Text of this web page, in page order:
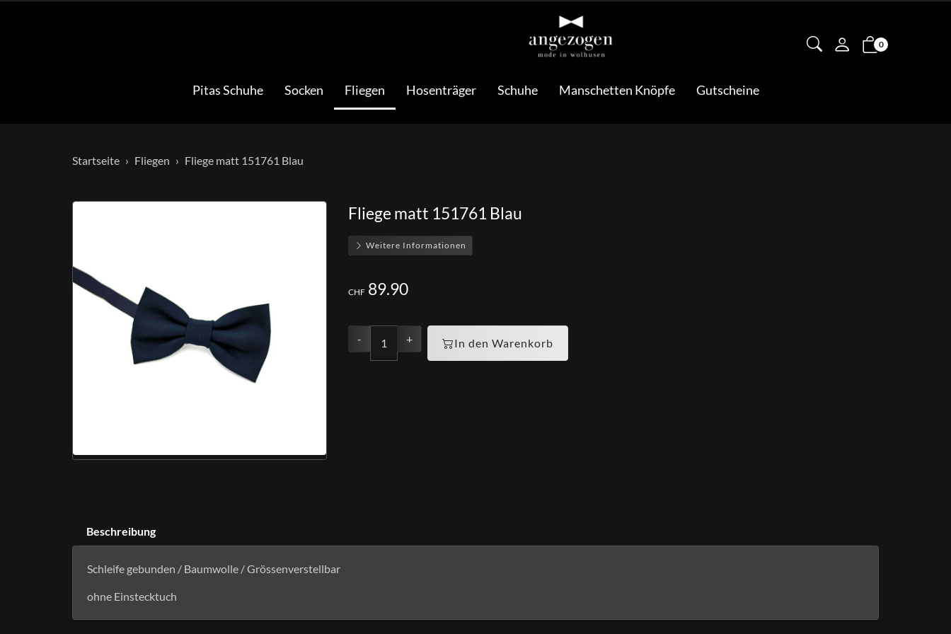
0
Pitas Schuhe Socken Fliegen Hosenträger Schuhe Manschetten Knöpfe Gutscheine
Startseite Fliegen Fliege matt 151761 Blau
Fliege matt 151761 Blau
Weitere Informationen
CHF 89.90
- + In den Warenkorb
Beschreibung
Schleife gebunden / Baumwolle / Grössenverstellbar
ohne Einstecktuch